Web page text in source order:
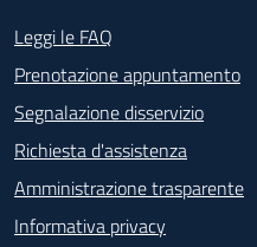
Footer - Contatti
Leggi le FAQ
Prenotazione appuntamento
Segnalazione disservizio
Richiesta d'assistenza
Amministrazione trasparente
Informativa privacy